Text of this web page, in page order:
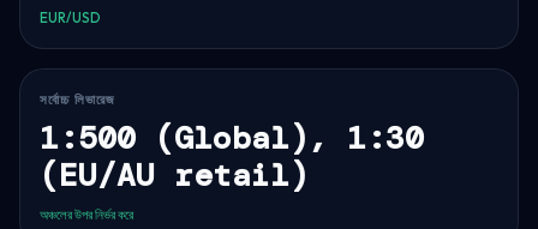
EUR/USD
সর্বোচ্চ লিভারেজ
1:500 (Global), 1:30
(EU/AU retail)
অঞ্চলের উপর নির্ভর করে